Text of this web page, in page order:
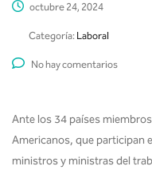
octubre 24, 2024
Categoría: Laboral
No hay comentarios
Ante los 34 países
Americanos, que participan
ministros y ministras del